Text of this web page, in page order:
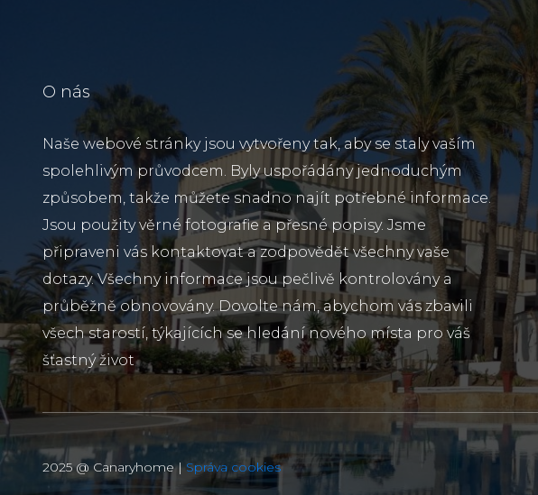
O nás
Naše webové stránky jsou vytvořeny tak, aby se staly vaším
spolehlivým průvodcem. Byly uspořádány jednoduchým
způsobem, takže můžete snadno najít potřebné informace.
Jsou použity věrné fotografie a přesné popisy. Jsme
připraveni vás kontaktovat a zodpovědět všechny vaše
dotazy. Všechny informace jsou pečlivě kontrolovány a
průběžně obnovovány. Dovolte nám, abychom vás zbavili
všech starostí, týkajících se hledání nového místa pro váš
šťastný život
2025 @ Canaryhome |Správa cookies